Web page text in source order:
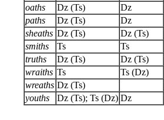
oaths
Dz (Ts) Dz
paths
Dz (Ts) Dz
sheaths Dz (Ts) Dz (Ts)
smiths
Ts
Ts
truths
Dz (Ts) Dz (Ts)
wraiths Ts
Ts (Dz)
wreaths Dz (Ts)
youths
Dz (Ts); Ts (Dz) Dz